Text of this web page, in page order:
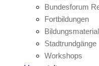
Bundesforum
Fortbildungen
Stadtrundgänge
Workshops